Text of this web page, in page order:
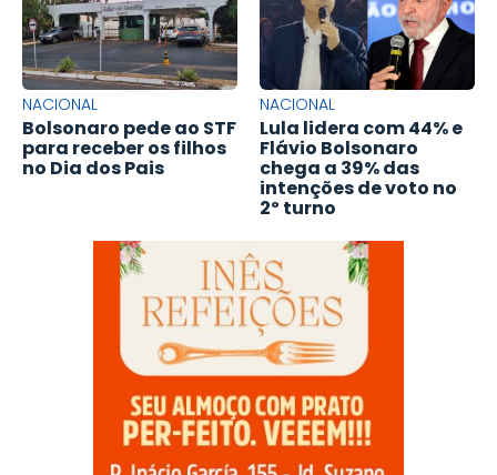
NACIONAL
Bolsonaro pede ao STF
para receber os filhos
no Dia dos Pais
NACIONAL
Lula lidera com 44% e
Flávio Bolsonaro
chega a 39% das
intenções de voto no
2º turno